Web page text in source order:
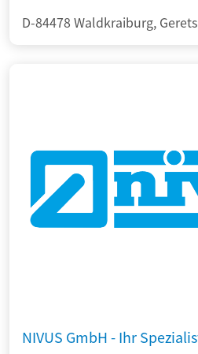
D-84478 Waldkraiburg,
NIVUS GmbH - Ihr